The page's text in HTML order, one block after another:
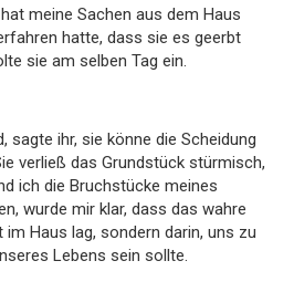
meine Sachen aus dem Haus
hatte, dass sie es geerbt
sie am selben Tag ein.
sagte ihr, sie könne die Scheidung
verließ das Grundstück stürmisch,
ich die Bruchstücke meines
wurde mir klar, dass das wahre
Haus lag, sondern darin, uns zu
Lebens sein sollte.